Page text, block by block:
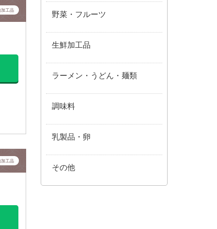
工品
工品
野菜・フルーツ
生鮮加工品
ラーメン・うどん・麺類
調味料
乳製品・卵
その他